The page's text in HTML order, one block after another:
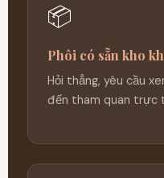
📦
Phôi có sẵn kho
Hỏi thẳng, yêu cầu
đến tham quan trực